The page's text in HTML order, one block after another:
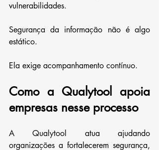
vulnerabilidades.
Segurança da informação não é algo
estático.
Ela exige acompanhamento contínuo.
Como a Qualytool apoia
empresas nesse processo
A Qualytool atua ajudando
organizações a fortalecerem segurança,